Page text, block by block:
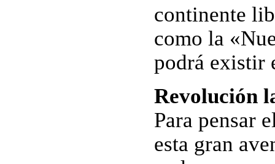
continente
como la
podrá existir
Revolución
Para pensar
esta gran